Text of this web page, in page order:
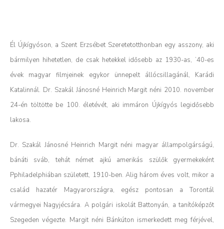
Él Újkígyóson, a Szent Erzsébet Szeretetotthonban egy asszony, aki
bármilyen hihetetlen, de csak hetekkel idősebb az 1930-as, ’40-es
évek magyar filmjeinek egykor ünnepelt állócsillagánál, Karádi
Katalinnál. Dr. Szakál Jánosné Heinrich Margit néni 2010. november
24-én töltötte be 100. életévét, aki immáron Újkígyós legidősebb
lakosa.
Dr. Szakál Jánosné Heinrich Margit néni magyar állampolgárságú,
bánáti sváb, tehát német ajkú amerikás szülők gyermekeként
Pphiladelphiában született, 1910-ben. Alig három éves volt, mikor a
család hazatér Magyarországra, egész pontosan a Torontál
vármegyei Nagyjécsára. A polgári iskolát Battonyán, a tanítóképzőt
Szegeden végezte. Margit néni Bánkúton ismerkedett meg férjével,